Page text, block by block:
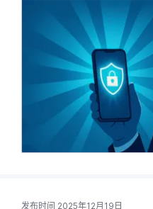
发布时间 2025年12月19日